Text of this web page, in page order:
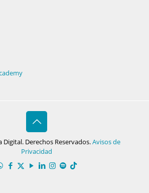
Derechos Reservados.Avisos de
Privacidad